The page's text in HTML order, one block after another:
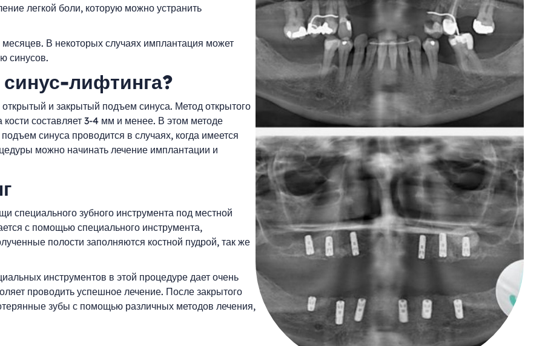
легкой боли, которую можно устранить
В некоторых случаях имплантация может
синусов.
лифтинга?
открытый и закрытый подъем синуса. Метод открытого
составляет 3-4 мм и менее. В этом методе
синуса проводится в случаях, когда имеется
можно начинать лечение имплантации и
зубного инструмента под местной
с помощью специального инструмента,
полости заполняются костной пудрой, так же
инструментов в этой процедуре дает очень
проводить успешное лечение. После закрытого
зубы с помощью различных методов лечения,